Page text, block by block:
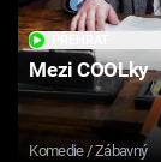
Mezi COOLky
Komedie / Zábavný